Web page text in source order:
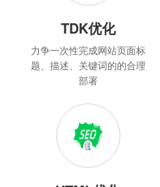
TDK优化
力争一次性完成网站页面标
题、描述、关键词的的合理
部署